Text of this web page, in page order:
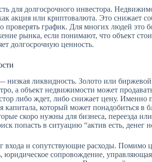
для долгосрочного инвестора.
акция или криптовалюта. Это снижает
проверять график. Для многих людей
рынка, если понимают, что объект
долгосрочную ценность.
низкая ликвидность. Золото или
а объект недвижимости может
либо ждет, либо снижает цену. Именно
капитала, который может понадобиться в
скоро нужны для бизнеса, переезда
попасть в ситуацию “актив есть, денег
входа и сопутствующие расходы. Помимо
юридическое сопровождение,